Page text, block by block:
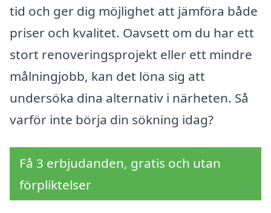
tid och ger dig möjlighet att jämföra både
priser och kvalitet. Oavsett om du har ett
stort renoveringsprojekt eller ett mindre
målningjobb, kan det löna sig att
undersöka dina alternativ i närheten. Så
varför inte börja din sökning idag?
Få 3 erbjudanden, gratis och utan
förpliktelser